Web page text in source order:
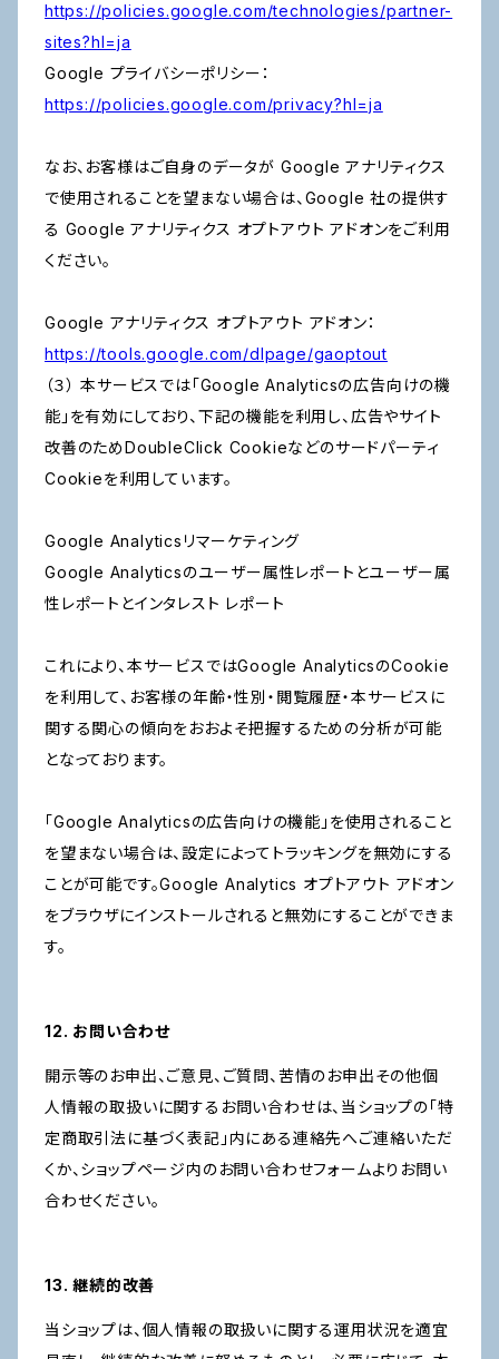
https://policies.google.com/technologies/partner-
sites?hl=ja
Google プライバシーポリシー：
https://policies.google.com/privacy?hl=ja
なお、お客様はご自身のデータが Google アナリティクス
で使用されることを望まない場合は、Google 社の提供す
る Google アナリティクス オプトアウト アドオンをご利用
ください。
Google アナリティクス オプトアウト アドオン：
https://tools.google.com/dlpage/gaoptout
（３） 本サービスでは「Google Analyticsの広告向けの機
能」を有効にしており、下記の機能を利用し、広告やサイト
改善のためDoubleClick Cookieなどのサードパーティ
Cookieを利用しています。
Google Analyticsリマーケティング
Google Analyticsのユーザー属性レポートとユーザー属
性レポートとインタレスト レポート
これにより、本サービスではGoogle AnalyticsのCookie
を利用して、お客様の年齢・性別・閲覧履歴・本サービスに
関する関心の傾向をおおよそ把握するための分析が可能
となっております。
「Google Analyticsの広告向けの機能」を使用されること
を望まない場合は、設定によってトラッキングを無効にする
ことが可能です。Google Analytics オプトアウト アドオン
をブラウザにインストールされると無効にすることができま
す。
12. お問い合わせ
開示等のお申出、ご意見、ご質問、苦情のお申出その他個
人情報の取扱いに関するお問い合わせは、当ショップの「特
定商取引法に基づく表記」内にある連絡先へご連絡いただ
くか、ショップページ内のお問い合わせフォームよりお問い
合わせください。
13. 継続的改善
当ショップは、個人情報の取扱いに関する運用状況を適宜